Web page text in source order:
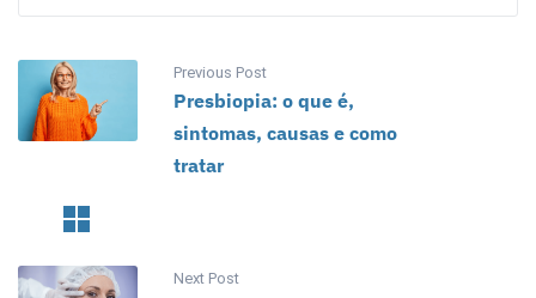
Previous Post
Presbiopia: o que é,
sintomas, causas e como
tratar
Next Post